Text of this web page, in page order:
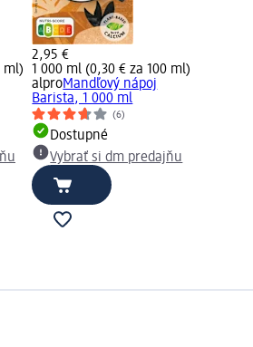
ml)
2,95 €
1 000 ml (0,30 € za 100 ml)
alproMandľový nápoj
Barista, 1 000 ml
(6)
Dostupné
Vybrať si dm predajňu